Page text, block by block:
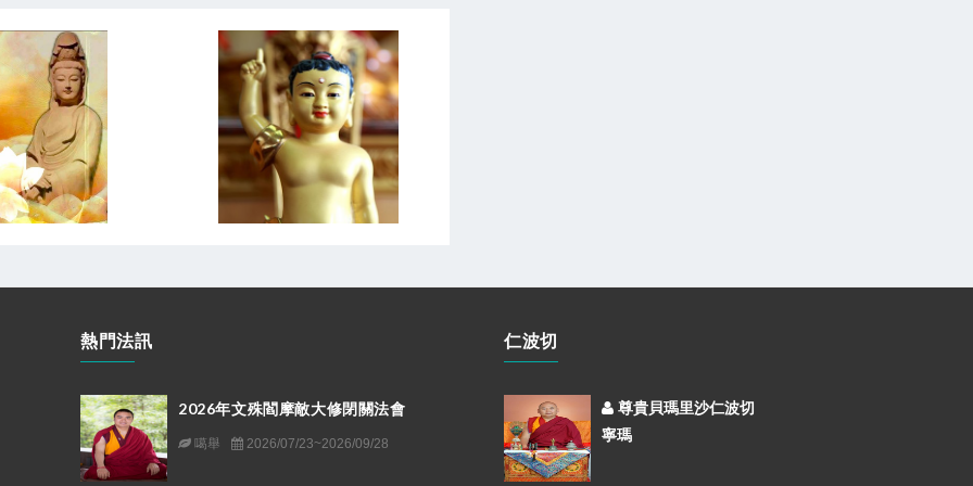
熱門法訊
2026年文殊閻摩敵大修閉關法會
噶舉 2026/07/23~2026/09/28
仁波切
尊貴貝瑪里沙仁波切
寧瑪